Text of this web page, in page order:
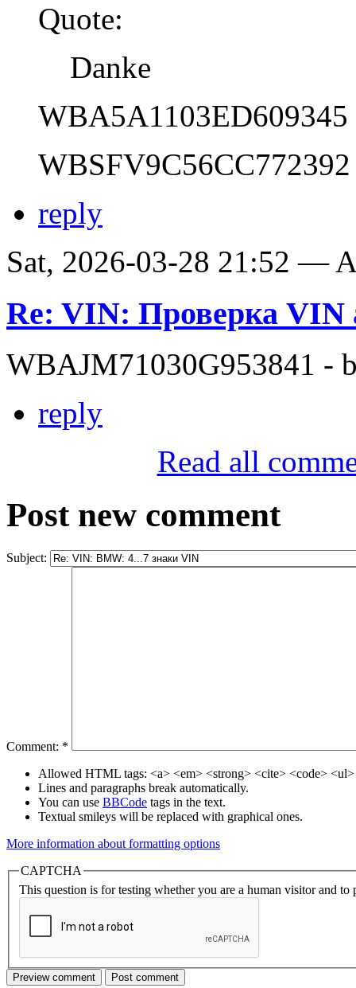
Quote:
Danke
WBA5A1103ED609345
WBSFV9C56CC772392
reply
Sat, 2026-03-28 21:52 —
Re: VIN: Проверка VIN
WBAJM71030G953841 -
reply
Read all
Post new comment
Subject:
Comment: *
Allowed HTML tags: <a> <em> <strong> <cite> <code>
Lines and paragraphs break automatically.
You can use BBCode tags in the text.
Textual smileys will be replaced with graphical ones.
More information about formatting options
CAPTCHA
This question is for testing whether you are a human visitor and to